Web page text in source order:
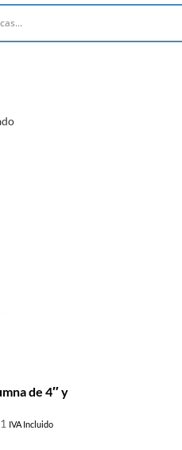
de 4″ y
Price
IVA Incluido